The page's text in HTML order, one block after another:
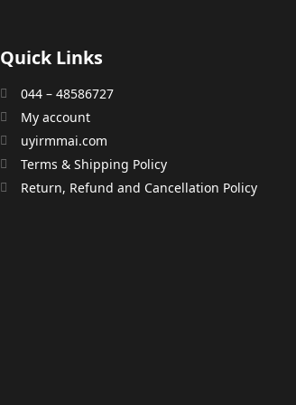
Quick Links
044 – 48586727
My account
uyirmmai.com
Terms & Shipping Policy
Return, Refund and Cancellation Policy